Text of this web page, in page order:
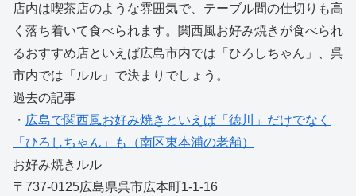
店内は喫茶店のような雰囲気で、テーブル間の仕切りも高
く落ち着いて食べられます。関西風お好み焼きが食べられ
るおすすめ店といえば広島市内では「ひろしちゃん」、呉
市内では「ルル」で決まりでしょう。
過去の記事
・ 広島で関西風お好み焼きといえば「徳川」だけでなく
「ひろしちゃん」も（南区東本浦の老舗）
お好み焼きルル
〒737-0125広島県呉市広本町1-1-16